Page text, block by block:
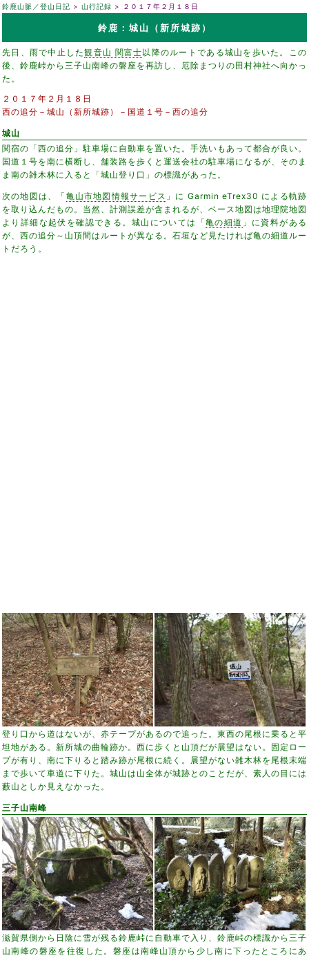
鈴鹿山脈／登山日記 山行記録 ２０１７年２月１８日
鈴鹿：城山（新所城跡）
先日、雨で中止した観音山 関富士以降のルートである城山を歩いた。この
後、鈴鹿峠から三子山南峰の磐座を再訪し、厄除まつりの田村神社へ向かっ
た。
２０１７年２月１８日
西の追分－城山（新所城跡）－国道１号－西の追分
城山
関宿の「西の追分」駐車場に自動車を置いた。手洗いもあって都合が良い。
国道１号を南に横断し、舗装路を歩くと運送会社の駐車場になるが、そのま
ま南の雑木林に入ると「城山登り口」の標識があった。
次の地図は、「 亀山市地図情報サービス 」に Garmin eTrex30 による軌跡
を取り込んだもの。当然、計測誤差が含まれるが、ベース地図は地理院地図
より詳細な起伏を確認できる。城山については「亀の細道 」に資料がある
が、西の追分～山頂間はルートが異なる。石垣など見たければ亀の細道ルー
トだろう。
登り口から道はないが、赤テープがあるので追った。東西の尾根に乗ると平
坦地がある。新所城の曲輪跡か。西に歩くと山頂だが展望はない。固定ロー
プが有り、南に下りると踏み跡が尾根に続く。展望がない雑木林を尾根末端
まで歩いて車道に下りた。城山は山全体が城跡とのことだが、素人の目には
藪山としか見えなかった。
三子山南峰
滋賀県側から日陰に雪が残る鈴鹿峠に自動車で入り、鈴鹿峠の標識から三子
山南峰の磐座を往復した。磐座は南峰山頂から少し南に下ったところにあ